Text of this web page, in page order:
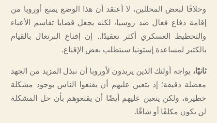
وخلافًا لبعض المحللين، لا أعتقد أن هذا الوضع يمنع أوروبا من
إقامة دفاع فعال ضد روسيا، لكنه يجعل قضايا تقاسم الأعباء
والتخطيط العسكري أكثر تعقيدًا.. إن إقناع البرتغال بالقيام
بالكثير لمساعدة إستونيا سيتطلب بعض الإقناع.
ثانيًا، يواجه أولئك الذين يريدون لأوروبا أن تبذل المزيد من الجهد
معضلة دقيقة؛ إذ يتعين عليهم أن يقنعوا الناس بوجود مشكلة
خطيرة، ولكن يتعين عليهم أيضًا أن يقنعوهم بأن حل المشكلة
لن يكون مكلفًا أو شاقًا.